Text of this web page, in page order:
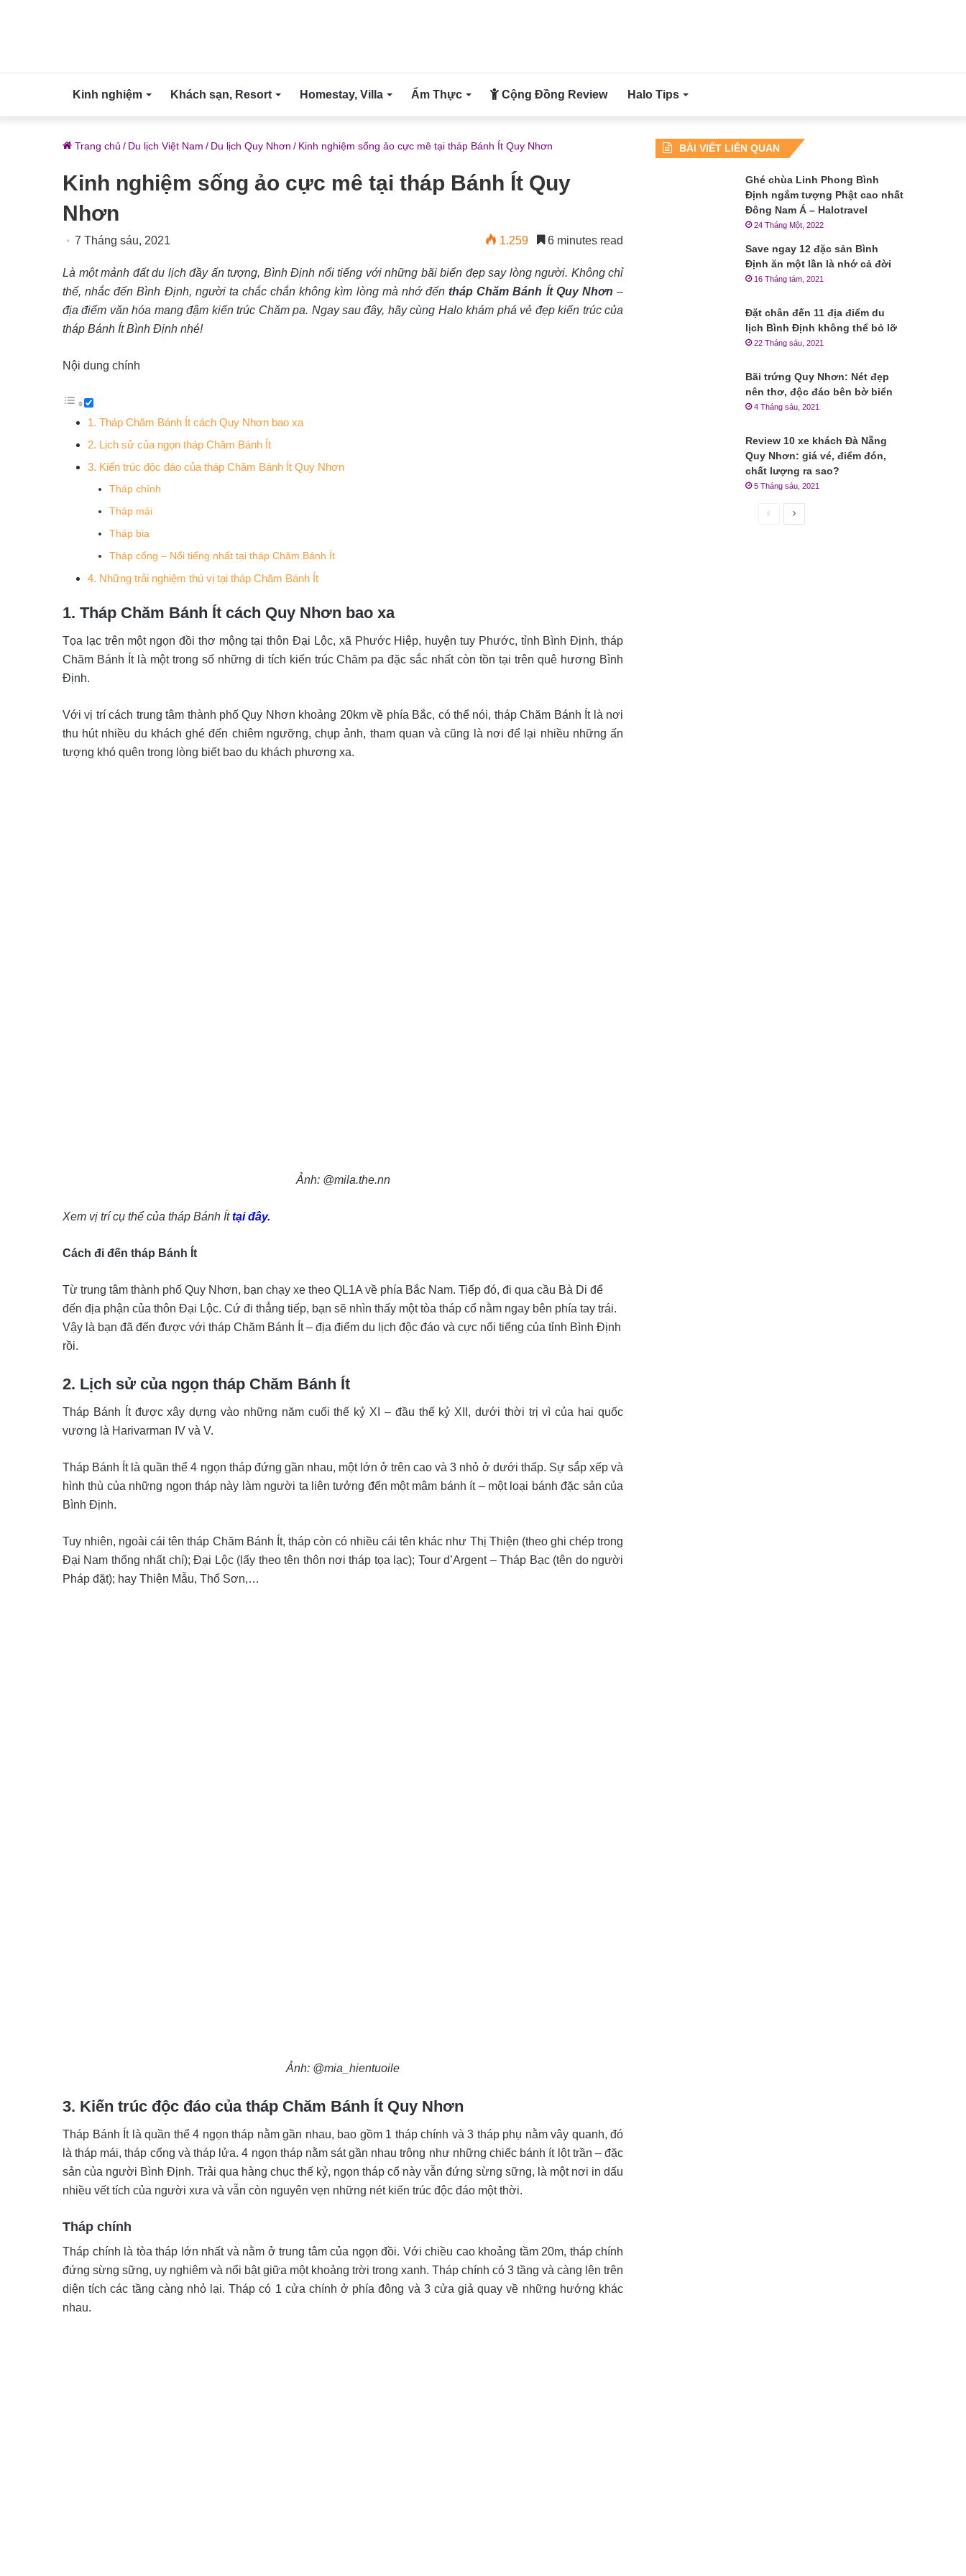
Kinh nghiệm Khách sạn, Resort Homestay, Villa Ẩm Thực Cộng Đồng Review Halo Tips
Trang chủ / Du lịch Việt Nam / Du lịch Quy Nhơn / Kinh nghiệm sống ảo cực mê tại tháp Bánh Ít Quy Nhơn
Kinh nghiệm sống ảo cực mê tại tháp Bánh Ít Quy
Nhơn
7 Tháng sáu, 2021 1.259 6 minutes read
Là một mảnh đất du lịch đầy ấn tượng, Bình Định nổi tiếng với những bãi biển đẹp say lòng người. Không chỉ
thế, nhắc đến Bình Định, người ta chắc chắn không kìm lòng mà nhớ đếntháp Chăm Bánh Ít Quy Nhơn –
địa điểm văn hóa mang đậm kiến trúc Chăm pa. Ngay sau đây, hãy cùng Halo khám phá vẻ đẹp kiến trúc của
tháp Bánh Ít Bình Định nhé!
Nội dung chính
1. Tháp Chăm Bánh Ít cách Quy Nhơn bao xa
2. Lịch sử của ngọn tháp Chăm Bánh Ít
3. Kiến trúc độc đáo của tháp Chăm Bánh Ít Quy Nhơn
Tháp chính
Tháp mái
Tháp bia
Tháp cổng – Nổi tiếng nhất tại tháp Chăm Bánh Ít
4. Những trải nghiệm thú vị tại tháp Chăm Bánh Ít
1. Tháp Chăm Bánh Ít cách Quy Nhơn bao xa
Tọa lạc trên một ngọn đồi thơ mộng tại thôn Đại Lộc, xã Phước Hiệp, huyện tuy Phước, tỉnh Bình Định, tháp
Chăm Bánh Ít là một trong số những di tích kiến trúc Chăm pa đặc sắc nhất còn tồn tại trên quê hương Bình
Định.
Với vị trí cách trung tâm thành phố Quy Nhơn khoảng 20km về phía Bắc, có thể nói, tháp Chăm Bánh Ít là nơi
thu hút nhiều du khách ghé đến chiêm ngưỡng, chụp ảnh, tham quan và cũng là nơi để lại nhiều những ấn
tượng khó quên trong lòng biết bao du khách phương xa.
Ảnh: @mila.the.nn
Xem vị trí cụ thể của tháp Bánh Íttại đây.
Cách đi đến tháp Bánh Ít
Từ trung tâm thành phố Quy Nhơn, bạn chạy xe theo QL1A về phía Bắc Nam. Tiếp đó, đi qua cầu Bà Di để
đến địa phận của thôn Đại Lộc. Cứ đi thẳng tiếp, bạn sẽ nhìn thấy một tòa tháp cổ nằm ngay bên phía tay trái.
Vậy là bạn đã đến được với tháp Chăm Bánh Ít – địa điểm du lịch độc đáo và cực nổi tiếng của tỉnh Bình Định
rồi.
2. Lịch sử của ngọn tháp Chăm Bánh Ít
Tháp Bánh Ít được xây dựng vào những năm cuối thế kỷ XI – đầu thế kỷ XII, dưới thời trị vì của hai quốc
vương là Harivarman IV và V.
Tháp Bánh Ít là quần thể 4 ngọn tháp đứng gần nhau, một lớn ở trên cao và 3 nhỏ ở dưới thấp. Sự sắp xếp và
hình thù của những ngọn tháp này làm người ta liên tưởng đến một mâm bánh ít – một loại bánh đặc sản của
Bình Định.
Tuy nhiên, ngoài cái tên tháp Chăm Bánh Ít, tháp còn có nhiều cái tên khác như Thị Thiện (theo ghi chép trong
Đại Nam thống nhất chí); Đại Lộc (lấy theo tên thôn nơi tháp tọa lạc); Tour d’Argent – Tháp Bạc (tên do người
Pháp đặt); hay Thiện Mẫu, Thổ Sơn,…
Ảnh: @mia_hientuoile
3. Kiến trúc độc đáo của tháp Chăm Bánh Ít Quy Nhơn
Tháp Bánh Ít là quần thể 4 ngọn tháp nằm gần nhau, bao gồm 1 tháp chính và 3 tháp phụ nằm vây quanh, đó
là tháp mái, tháp cổng và tháp lửa. 4 ngọn tháp nằm sát gần nhau trông như những chiếc bánh ít lột trần – đặc
sản của người Bình Định. Trải qua hàng chục thế kỷ, ngọn tháp cổ này vẫn đứng sừng sững, là một nơi in dấu
nhiều vết tích của người xưa và vẫn còn nguyên vẹn những nét kiến trúc độc đáo một thời.
Tháp chính
Tháp chính là tòa tháp lớn nhất và nằm ở trung tâm của ngọn đồi. Với chiều cao khoảng tầm 20m, tháp chính
đứng sừng sững, uy nghiêm và nổi bật giữa một khoảng trời trong xanh. Tháp chính có 3 tầng và càng lên trên
diện tích các tầng càng nhỏ lại. Tháp có 1 cửa chính ở phía đông và 3 cửa giả quay về những hướng khác
nhau.
BÀI VIẾT LIÊN QUAN
Ghé chùa Linh Phong Bình
Định ngắm tượng Phật cao nhất
Đông Nam Á – Halotravel
24 Tháng Một, 2022
Save ngay 12 đặc sản Bình
Định ăn một lần là nhớ cả đời
16 Tháng tám, 2021
Đặt chân đến 11 địa điểm du
lịch Bình Định không thể bỏ lỡ
22 Tháng sáu, 2021
Bãi trứng Quy Nhơn: Nét đẹp
nên thơ, độc đáo bên bờ biển
4 Tháng sáu, 2021
Review 10 xe khách Đà Nẵng
Quy Nhơn: giá vé, điểm đón,
chất lượng ra sao?
5 Tháng sáu, 2021
Trang